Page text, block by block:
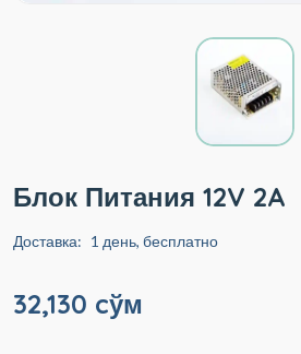
Блок Питания 12V 2A
Доставка: 1 день, бесплатно
32,130 cўм